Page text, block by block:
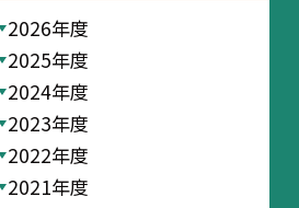
2026年度
2025年度
2024年度
2023年度
2022年度
2021年度